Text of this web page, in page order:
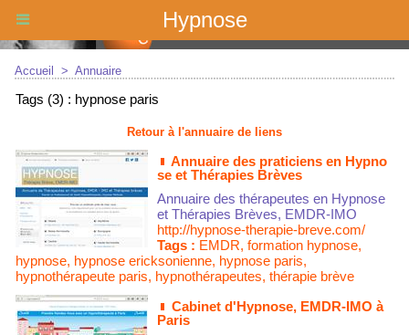
Hypnose
Accueil > Annuaire
Tags (3) : hypnose paris
Retour à l'annuaire de liens
Annuaire des praticiens en Hypno
se et Thérapies Brèves
Annuaire des thérapeutes en Hypnose
et Thérapies Brèves, EMDR-IMO
http://hypnose-therapie-breve.com/
Tags : EMDR, formation hypnose,
hypnose, hypnose ericksonienne, hypnose paris,
hypnothérapeute paris, hypnothérapeutes, thérapie brève
Cabinet d'Hypnose, EMDR-IMO à
Paris